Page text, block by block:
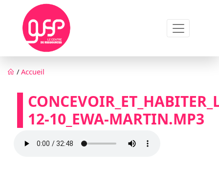
Aller au contenu principal
Fil d'Ariane
/Accueil
12-10_EWA-MARTIN.MP3
Audio file